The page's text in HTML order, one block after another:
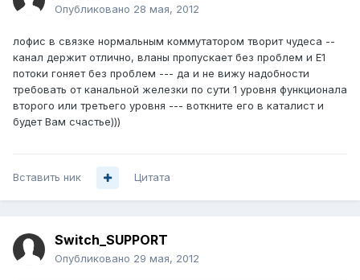
Опубликовано 28 мая, 2012
лофис в связке нормальным коммутатором творит чудеса --
канал держит отлично, вланы пропускает без проблем и Е1
потоки гоняет без проблем --- да и не вижу надобности
требовать от канальной железки по сути 1 уровня функционала
второго или третьего уровня --- воткните его в каталист и
будет Вам счастье)))
Вставить ник Цитата
Switch_SUPPORT
Опубликовано 29 мая, 2012